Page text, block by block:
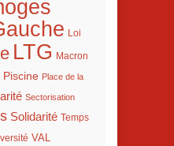
Loi
LTG Macron
Piscine Place de la
Sectorisation
Solidarité Temps
VAL